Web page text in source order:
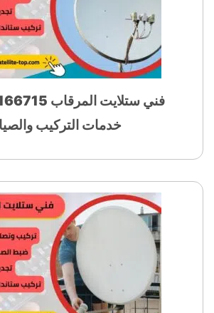
خدمات التركيب